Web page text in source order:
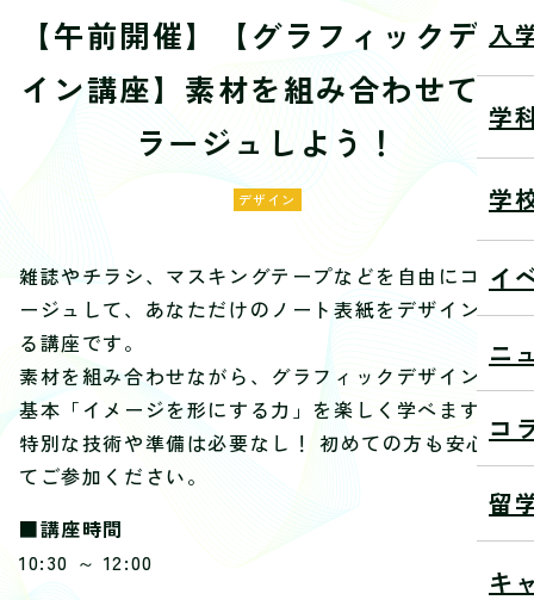
入
学
学
イ
ニ
コ
留
キ
【午前開催】【グラフィックデザ
イン講座】素材を組み合わせてコ
ラージュしよう！
デザイン
雑誌やチラシ、マスキングテープなどを自由にコラ
ージュして、あなただけのノート表紙をデザインす
る講座です。
素材を組み合わせながら、グラフィックデザインの
基本「イメージを形にする力」を楽しく学べます。
特別な技術や準備は必要なし！ 初めての方も安心し
てご参加ください。
■講座時間
10:30 ～ 12:00